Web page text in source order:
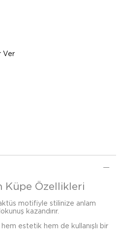
Ver
Küpe Özellikleri
motifiyle stilinize anlam
kazandırır.
estetik hem de kullanışlı bir